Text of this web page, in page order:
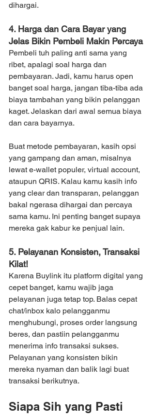
dihargai.
4. Harga dan Cara Bayar yang
Jelas Bikin Pembeli Makin Percaya
Pembeli tuh paling anti sama yang
ribet, apalagi soal harga dan
pembayaran. Jadi, kamu harus open
banget soal harga, jangan tiba-tiba ada
biaya tambahan yang bikin pelanggan
kaget. Jelaskan dari awal semua biaya
dan cara bayarnya.
Buat metode pembayaran, kasih opsi
yang gampang dan aman, misalnya
lewat e-wallet populer, virtual account,
ataupun QRIS. Kalau kamu kasih info
yang clear dan transparan, pelanggan
bakal ngerasa dihargai dan percaya
sama kamu. Ini penting banget supaya
mereka gak kabur ke penjual lain.
5. Pelayanan Konsisten, Transaksi
Kilat!
Karena Buylink itu platform digital yang
cepet banget, kamu wajib jaga
pelayanan juga tetap top. Balas cepat
chat/inbox kalo pelangganmu
menghubungi, proses order langsung
beres, dan pastiin pelangganmu
menerima info transaksi sukses.
Pelayanan yang konsisten bikin
mereka nyaman dan balik lagi buat
transaksi berikutnya.
Siapa Sih yang Pasti